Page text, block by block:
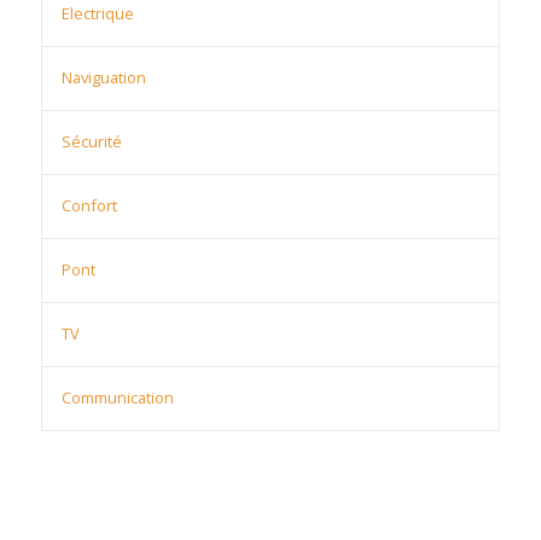
Electrique
Naviguation
Sécurité
Confort
Pont
TV
Communication